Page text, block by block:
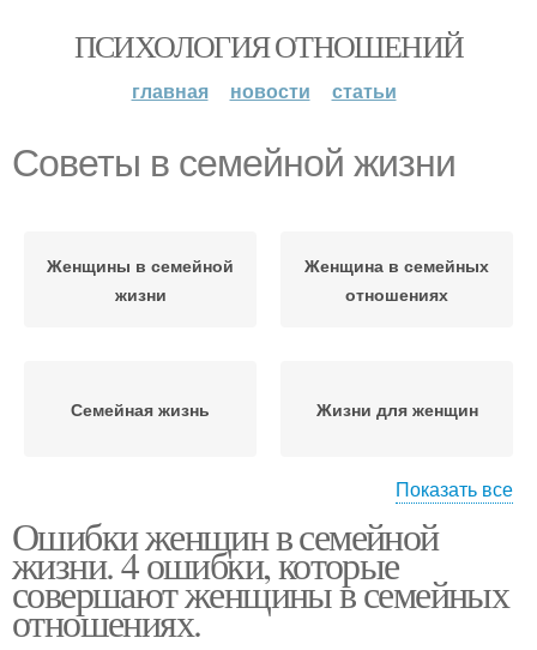
ПСИХОЛОГИЯ ОТНОШЕНИЙ
главная новости статьи
Советы в семейной жизни
Женщины в семейной
жизни
Женщина в семейных
отношениях
Семейная жизнь Жизни для женщин
Полезные советы
Показать все
Ошибки женщин в семейной
жизни. 4 ошибки, которые
совершают женщины в семейных
отношениях.